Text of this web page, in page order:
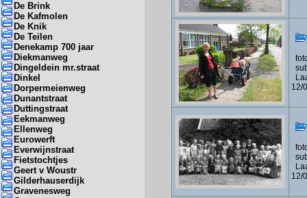
De Brink
De Kafmolen
De Knik
De Teilen
Denekamp 700 jaar
Diekmanweg
Dingeldein mr.straat
Dinkel
Dorpermeienweg
Dunantstraat
Duttingstraat
Eekmanweg
Ellenweg
Eurowerft
Everwijnstraat
Fietstochtjes
Geert v Woustr
Gilderhauserdijk
Gravenesweg
12/
12/